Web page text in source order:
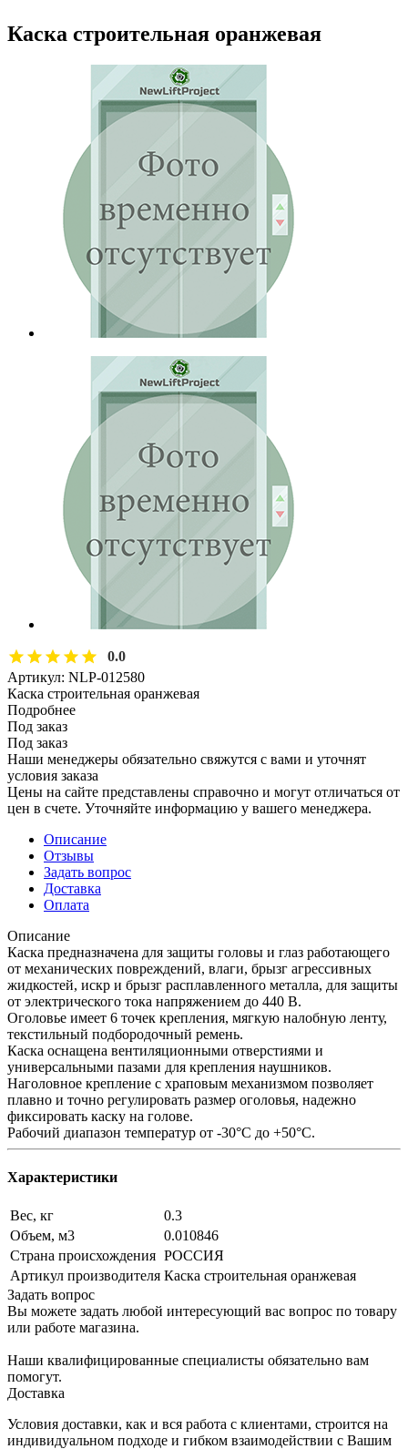
Каска строительная оранжевая
0.0
Артикул: NLP-012580
Каска строительная оранжевая
Подробнее
Под заказ
Под заказ
Наши менеджеры обязательно свяжутся с вами и уточнят
условия заказа
Цены на сайте представлены справочно и могут отличаться от
цен в счете. Уточняйте информацию у вашего менеджера.
Описание
Отзывы
Задать вопрос
Доставка
Оплата
Описание
Каска предназначена для защиты головы и глаз работающего
от механических повреждений, влаги, брызг агрессивных
жидкостей, искр и брызг расплавленного металла, для защиты
от электрического тока напряжением до 440 В.
Оголовье имеет 6 точек крепления, мягкую налобную ленту,
текстильный подбородочный ремень.
Каска оснащена вентиляционными отверстиями и
универсальными пазами для крепления наушников.
Наголовное крепление с храповым механизмом позволяет
плавно и точно регулировать размер оголовья, надежно
фиксировать каску на голове.
Рабочий диапазон температур от -30°С до +50°С.
Характеристики
Вес, кг
0.3
Объем, м3
0.010846
Страна происхождения РОССИЯ
Артикул производителя Каска строительная оранжевая
Задать вопрос
Вы можете задать любой интересующий вас вопрос по товару
или работе магазина.
Наши квалифицированные специалисты обязательно вам
помогут.
Доставка
Условия доставки, как и вся работа с клиентами, строится на
индивидуальном подходе и гибком взаимодействии с Вашим